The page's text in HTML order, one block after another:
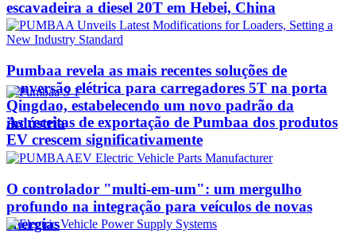
escavadeira a diesel 20T em Hebei, China
Pumbaa revela as mais recentes soluções de
conversão elétrica para carregadores 5T na porta
Qingdao, estabelecendo um novo padrão da
indústria
As receitas de exportação de Pumbaa dos produtos
EV crescem significativamente
O controlador "multi-em-um": um mergulho
profundo na integração para veículos de novas
energias